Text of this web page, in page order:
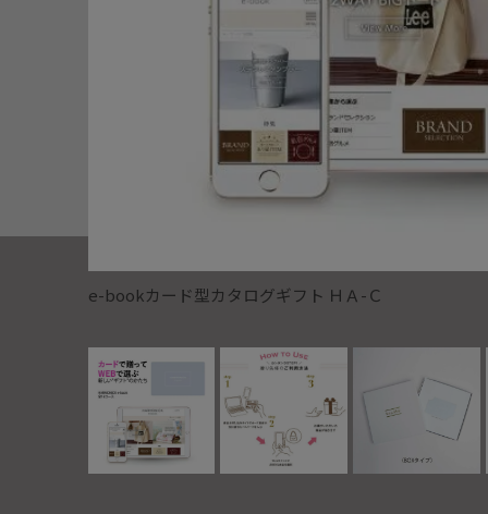
e-bookカード型カタログギフト ＨＡ-Ｃ